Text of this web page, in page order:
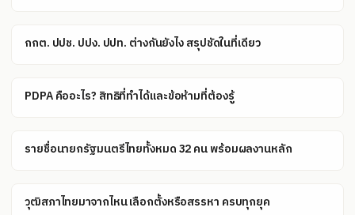
กกต. ปปช. ปปง. ปปท. ต่างกันยังไง สรุปชัดในที่เดียว
PDPA คืออะไร? สิทธิที่ทำได้และข้อห้ามที่ต้องรู้
รายชื่อนายกรัฐมนตรีไทยทั้งหมด 32 คน พร้อมผลงานหลัก
วุฒิสภาไทยมาจากไหน เลือกตั้งหรือสรรหา ครบทุกยุค